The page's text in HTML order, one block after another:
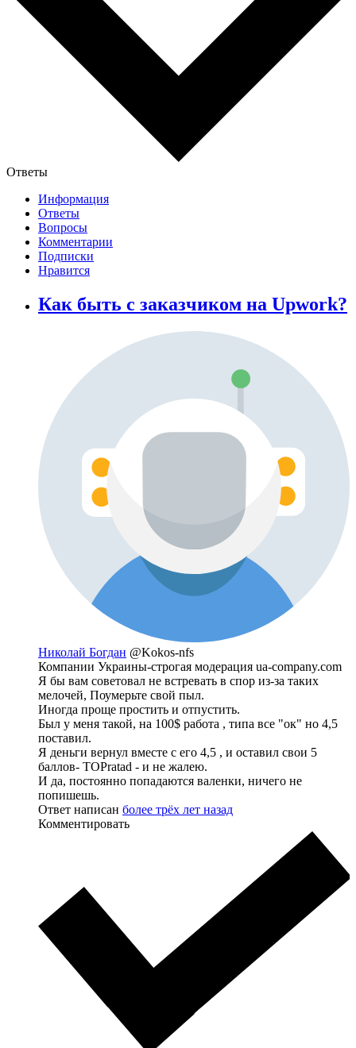
Ответы
Информация
Ответы
Вопросы
Комментарии
Подписки
Нравится
Как быть с заказчиком на Upwork?
Николай Богдан @Kokos-nfs
Компании Украины-строгая модерация ua-company.com
Я бы вам советовал не встревать в спор из-за таких
мелочей, Поумерьте свой пыл.
Иногда проще простить и отпустить.
Был у меня такой, на 100$ работа , типа все "ок" но 4,5
поставил.
Я деньги вернул вместе с его 4,5 , и оставил свои 5
баллов- TOPratad - и не жалею.
И да, постоянно попадаются валенки, ничего не
попишешь.
Ответ написан более трёх лет назад
Комментировать